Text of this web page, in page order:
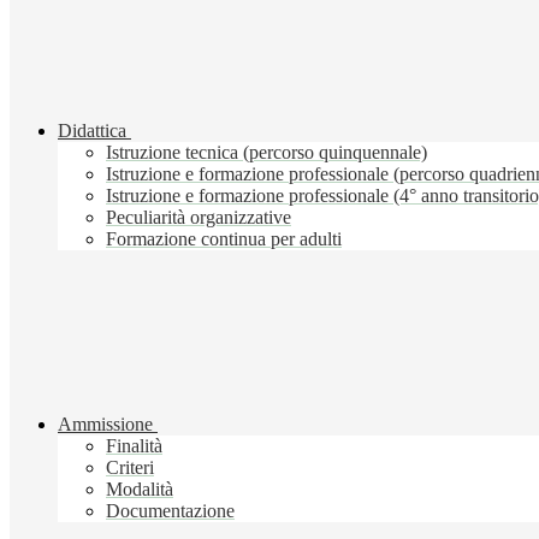
Didattica
Istruzione tecnica (percorso quinquennale)
Istruzione e formazione professionale (percorso
Istruzione e formazione professionale (4° anno
Peculiarità organizzative
Formazione continua per adulti
Ammissione
Finalità
Criteri
Modalità
Documentazione